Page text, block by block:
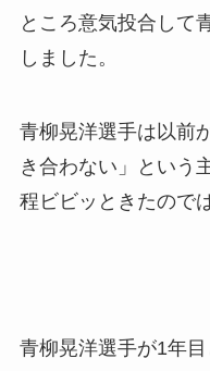
ところ意気投合して
しました。
青柳晃洋選手は以前
き合わない」という
程ビビッときたので
青柳晃洋選手が1年